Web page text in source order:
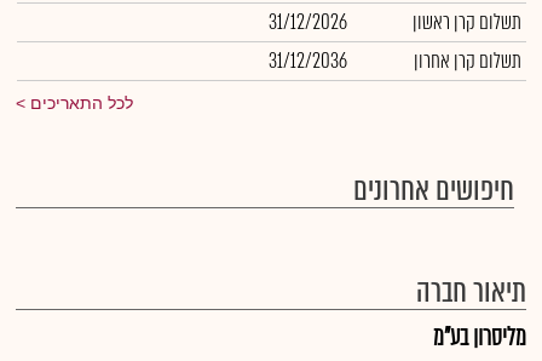
תשלום קרן ראשון
31/12/2026
תשלום קרן אחרון
31/12/2036
לכל התאריכים
חיפושים אחרונים
תיאור חברה
מליסרון בע"מ